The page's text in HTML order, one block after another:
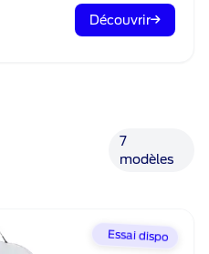
Découvrir
7
modèles
Essai dispo